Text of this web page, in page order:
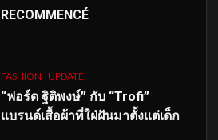
RECOMMENCÉ
FASHION UPDATE
“ฟอร์ด ฐิติพงษ์” กับ “Trofi”
แบรนด์เสื้อผ้าที่ใฝ่ฝันมาตั้งแต่เด็ก